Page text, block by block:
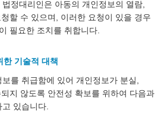
정대리인은 아동의 개인정보의 열람,
할 수 있으며, 이러한 요청이 있을 경우
필요한 조치를 취합니다.
한 기술적 대책
를 취급함에 있어 개인정보가 분실,
지 않도록 안전성 확보를 위하여 다음과
있습니다.